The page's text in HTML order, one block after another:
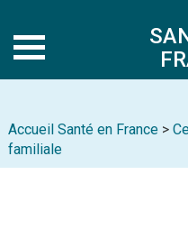
Accueil Santé en France >
familiale